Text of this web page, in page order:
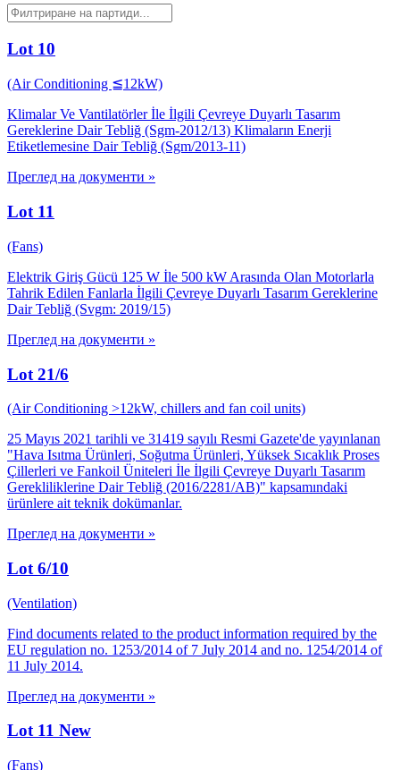
Lot 10
(Air Conditioning ≦12kW)
Klimalar Ve Vantilatörler İle İlgili Çevreye Duyarlı Tasarım
Gereklerine Dair Tebliğ (Sgm-2012/13) Klimaların Enerji
Etiketlemesine Dair Tebliğ (Sgm/2013-11)
Преглед на документи »
Lot 11
(Fans)
Elektrik Giriş Gücü 125 W İle 500 kW Arasında Olan Motorlarla
Tahrik Edilen Fanlarla İlgili Çevreye Duyarlı Tasarım Gereklerine
Dair Tebliğ (Svgm: 2019/15)
Преглед на документи »
Lot 21/6
(Air Conditioning >12kW, chillers and fan coil units)
25 Mayıs 2021 tarihli ve 31419 sayılı Resmi Gazete'de yayınlanan
"Hava Isıtma Ürünleri, Soğutma Ürünleri, Yüksek Sıcaklık Proses
Çillerleri ve Fankoil Üniteleri İle İlgili Çevreye Duyarlı Tasarım
Gerekliliklerine Dair Tebliğ (2016/2281/AB)" kapsamındaki
ürünlere ait teknik dokümanlar.
Преглед на документи »
Lot 6/10
(Ventilation)
Find documents related to the product information required by the
EU regulation no. 1253/2014 of 7 July 2014 and no. 1254/2014 of
11 July 2014.
Преглед на документи »
Lot 11 New
(Fans)